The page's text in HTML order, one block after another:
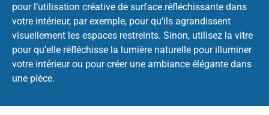
pour l’utilisation créative de surface réfléchissante dans
votre intérieur, par exemple, pour qu’ils agrandissent
visuellement les espaces restreints. Sinon, utilisez la vitre
pour qu’elle réfléchisse la lumière naturelle pour illuminer
votre intérieur ou pour créer une ambiance élégante dans
une pièce.